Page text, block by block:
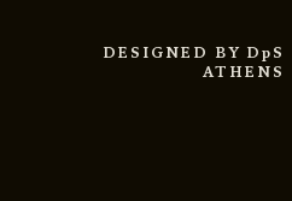
DESIGNED BY DpS
ATHENS